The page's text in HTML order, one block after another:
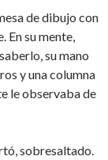
de dibujo con
En su mente,
su mano
y una columna
le observaba de
sobresaltado.